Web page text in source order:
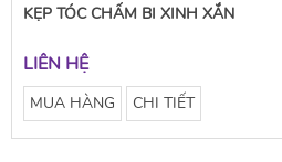
KẸP TÓC CHẤM BI XINH XẮN
LIÊN HỆ
MUA HÀNG CHI TIẾT